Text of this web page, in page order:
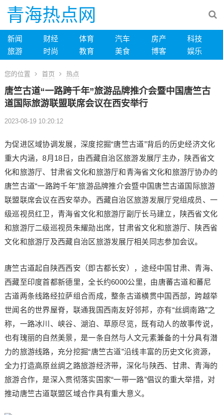
青海热点网
新闻 财经 体育 汽车 房产
科技
旅游
时尚 教育 美食 博客 娱乐
您的位置 首页 热点
唐竺古道“一路跨千年”旅游品牌推介会暨中国唐竺古
道国际旅游联盟联席会议在西安举行
2023-08-19 10:20:12
为促进区域协调发展，深度挖掘“唐竺古道”背后的历史经济文化
重大内涵，8月18日，由西藏自治区旅游发展厅主办，陕西省文
化和旅游厅、甘肃省文化和旅游厅和青海省文化和旅游厅协办的
唐竺古道“一路跨千年”旅游品牌推介会暨中国唐竺古道国际旅游
联盟联席会议在西安举办。西藏自治区旅游发展厅党组成员、一
级巡视员红卫，青海省文化和旅游厅副厅长马建立，陕西省文化
和旅游厅二级巡视员朱耀勋出席，甘肃省文化和旅游厅、陕西省
文化和旅游厅及西藏自治区旅游发展厅相关同志参加会议。
唐竺古道起自陕西西安（即古都长安），途经中国甘肃、青海、
西藏至印度首都新德里，全长约6000公里，由唐蕃古道和蕃尼
古道两条线路经拉萨组合而成，整条古道横贯中国西部，跨越举
世闻名的世界屋脊，联通我国西南友好邻邦，亦有“丝绸南路”之
称，一路冰川、峡谷、湖泊、草原尽览，既有动人的故事传说，
也有瑰丽的自然美景，是一条自然与人文元素兼备的十分具有潜
力的旅游线路，充分挖掘“唐竺古道”沿线丰富的历史文化资源，
全力打造高原丝绸之路旅游经济带，深化与陕西、甘肃、青海的
旅游合作，是深入贯彻落实国家“一带一路”倡议的重大举措，对
推动唐竺古道联盟区域合作具有重大意义。